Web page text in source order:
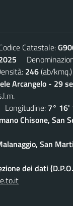
Catastale:
246(ab/kmq.)
Arcangelo - 29
Longitudine: 7° 16'
Chisone, San
San
dei dati